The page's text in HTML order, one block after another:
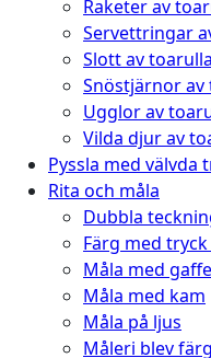
Raketer av
Servettringar
Slott av
Snöstjärnor
Ugglor av
Vilda djur av
Pyssla med välvda
Rita och måla
Dubbla
Färg med
Måla med
Måla med kam
Måla på ljus
Måleri blev